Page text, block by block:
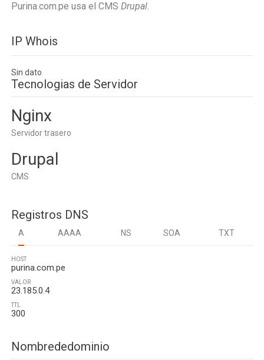
Purina.com.pe usa el CMS Drupal.
IP Whois
Sin dato
Tecnologias de Servidor
Nginx
Servidor trasero
Drupal
CMS
Registros DNS
A AAAA NS SOA TXT
HOST
purina.com.pe
VALOR
23.185.0.4
TTL
300
Nombrededominio